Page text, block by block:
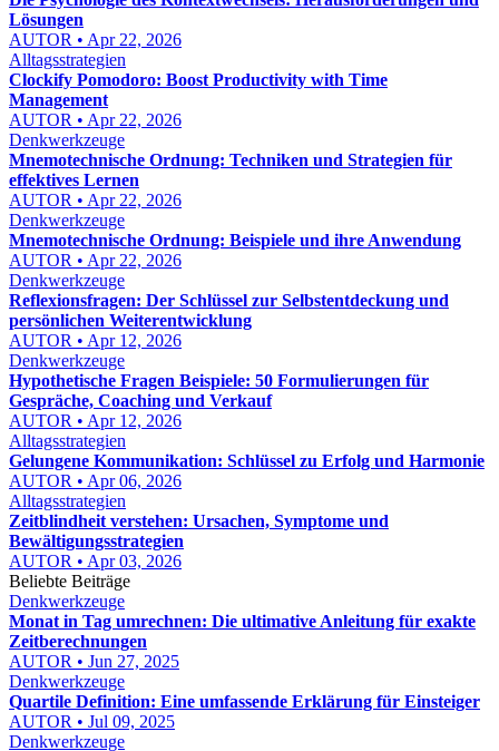
Lösungen
AUTOR • Apr 22, 2026
Alltagsstrategien
Clockify Pomodoro: Boost Productivity with Time
Management
AUTOR • Apr 22, 2026
Denkwerkzeuge
Mnemotechnische Ordnung: Techniken und Strategien für
effektives Lernen
AUTOR • Apr 22, 2026
Denkwerkzeuge
Mnemotechnische Ordnung: Beispiele und ihre Anwendung
AUTOR • Apr 22, 2026
Denkwerkzeuge
Reflexionsfragen: Der Schlüssel zur Selbstentdeckung und
persönlichen Weiterentwicklung
AUTOR • Apr 12, 2026
Denkwerkzeuge
Hypothetische Fragen Beispiele: 50 Formulierungen für
Gespräche, Coaching und Verkauf
AUTOR • Apr 12, 2026
Alltagsstrategien
Gelungene Kommunikation: Schlüssel zu Erfolg und Harmonie
AUTOR • Apr 06, 2026
Alltagsstrategien
Zeitblindheit verstehen: Ursachen, Symptome und
Bewältigungsstrategien
AUTOR • Apr 03, 2026
Beliebte Beiträge
Denkwerkzeuge
Monat in Tag umrechnen: Die ultimative Anleitung für exakte
Zeitberechnungen
AUTOR • Jun 27, 2025
Denkwerkzeuge
Quartile Definition: Eine umfassende Erklärung für Einsteiger
AUTOR • Jul 09, 2025
Denkwerkzeuge